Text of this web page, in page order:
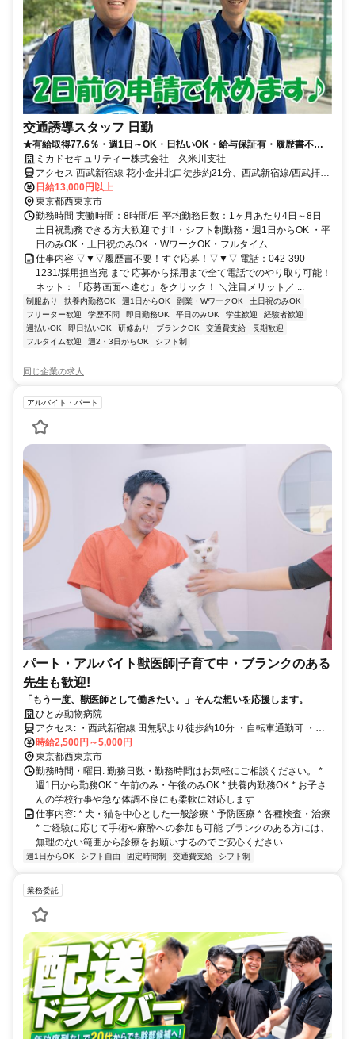
交通誘導スタッフ 日勤
★有給取得77.6％・週1日～OK・日払いOK・給与保証有・履歴書不要
★ ミカドセキュリティー株式会社 久米川支社
アクセス 西武新宿線 花小金井北口徒歩約21分、西武新宿線/西武拝島
線 田無北口徒歩約22分、西武新宿線 西武柳沢北口徒歩約34分
日給13,000円以上
東京都西東京市
勤務時間 実働時間：8時間/日 平均勤務日数：1ヶ月あたり4日～8日
土日祝勤務できる方大歓迎です!! ・シフト制勤務・週1日からOK ・平
日のみOK・土日祝のみOK ・WワークOK・フルタイム ...
仕事内容 ▽▼▽履歴書不要！すぐ応募！▽▼▽ 電話：042-390-
1231/採用担当宛 まで 応募から採用まで全て電話でのやり取り可能！
ネット：「応募画面へ進む」をクリック！ ＼注目メリット／ ...
制服あり 扶養内勤務OK 週1日からOK 副業・WワークOK
土日祝のみOK
フリーター歓迎
学歴不問 即日勤務OK 平日のみOK 学生歓迎
経験者歓迎
週払いOK
即日払いOK 研修あり ブランクOK 交通費支給
長期歓迎
フルタイム歓迎
週2・3日からOK シフト制
同じ企業の求人
アルバイト・パート
パート・アルバイト獣医師|子育て中・ブランクのある
先生も歓迎!
「もう一度、獣医師として働きたい。」そんな想いを応援します。
ひとみ動物病院
アクセス: ・西武新宿線 田無駅より徒歩約10分 ・自転車通勤可 ・交
通費全額支給
時給2,500円～5,000円
東京都西東京市
勤務時間・曜日: 勤務日数・勤務時間はお気軽にご相談ください。 *
週1日から勤務OK * 午前のみ・午後のみOK * 扶養内勤務OK * お子さ
んの学校行事や急な体調不良にも柔軟に対応します
仕事内容: * 犬・猫を中心とした一般診療 * 予防医療 * 各種検査・治療
* ご経験に応じて手術や麻酔への参加も可能 ブランクのある方には、
無理のない範囲から診療をお願いするのでご安心ください...
週1日からOK シフト自由 固定時間制 交通費支給 シフト制
業務委託